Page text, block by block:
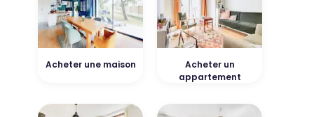
Acheter une maison
Acheter un
appartement